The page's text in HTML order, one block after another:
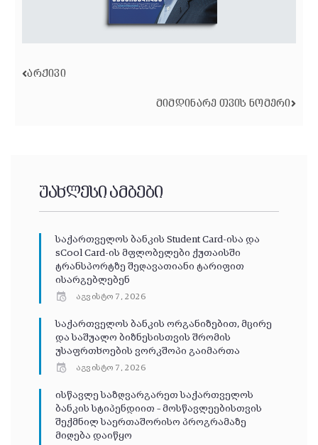
ᲐᲠᲥᲘᲕᲘ
ᲛᲘᲛᲓᲘᲜᲐᲠᲔ ᲗᲕᲘᲡ ᲜᲝᲛᲔᲠᲘ
უახლესი ამბები
საქართველოს ბანკის Student Card-ისა და
sCool Card-ის მფლობელები ქუთაისში
ტრანსპორტზე შეღავათიანი ტარიფით
ისარგებლებენ
აგვისტო 7, 2026
საქართველოს ბანკის ორგანიზებით, მცირე
და საშუალო ბიზნესისთვის შრომის
უსაფრთხოების ვორკშოპი გაიმართა
აგვისტო 7, 2026
ისწავლე საზღვარგარეთ საქართველოს
ბანკის სტიპენდიით – მოსწავლეებისთვის
შექმნილ საერთაშორისო პროგრამაზე
მიღება დაიწყო